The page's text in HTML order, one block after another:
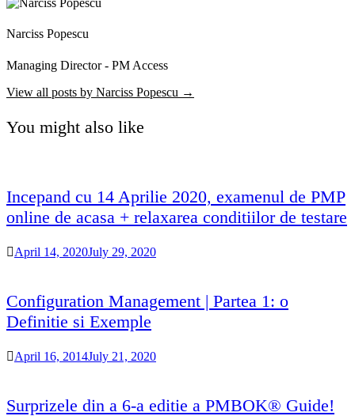
Narciss Popescu
Managing Director - PM Access
View all posts by Narciss Popescu →
You might also like
Incepand cu 14 Aprilie 2020, examenul de PMP
online de acasa + relaxarea conditiilor de testare
April 14, 2020July 29, 2020
Configuration Management | Partea 1: o
Definitie si Exemple
April 16, 2014July 21, 2020
Surprizele din a 6-a editie a PMBOK® Guide!